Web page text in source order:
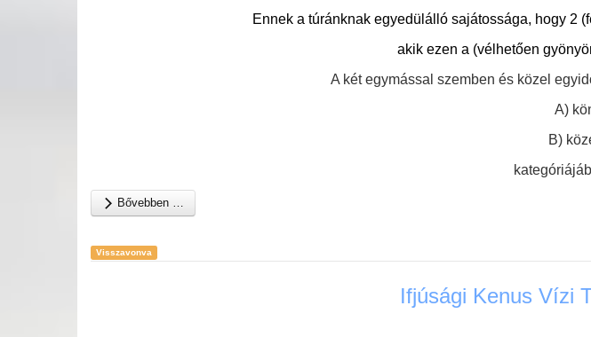
Ennek a túránknak egyedülálló sajátossága, hogy 2
akik ezen a (vélhetően
A két egymással szemben és közel
A)
B)
Bővebben …
Visszavonva
Ifjúsági Kenus Vízi